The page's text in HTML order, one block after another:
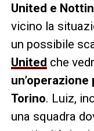
United e
vicino la
un possibile
United che
Torino. Luiz,
una squadra